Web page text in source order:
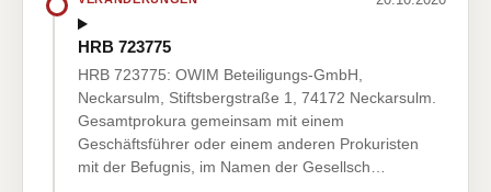
HRB 723775
HRB 723775: OWIM Beteiligungs-GmbH,
Neckarsulm, Stiftsbergstraße 1, 74172 Neckarsulm.
Gesamtprokura gemeinsam mit einem
Geschäftsführer oder einem anderen Prokuristen
mit der Befugnis, im Namen der Gesellsch…